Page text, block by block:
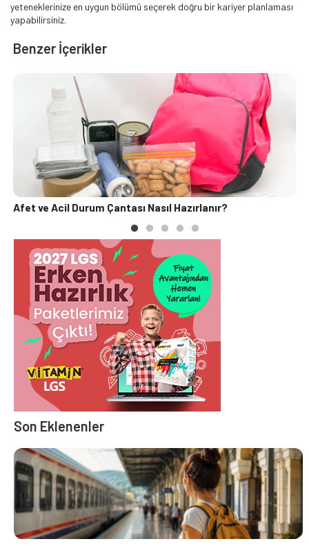
yeteneklerinize en uygun bölümü seçerek doğru bir kariyer planlaması
yapabilirsiniz.
Benzer İçerikler
Afet ve Acil Durum Çantası Nasıl Hazırlanır?
Son Eklenenler